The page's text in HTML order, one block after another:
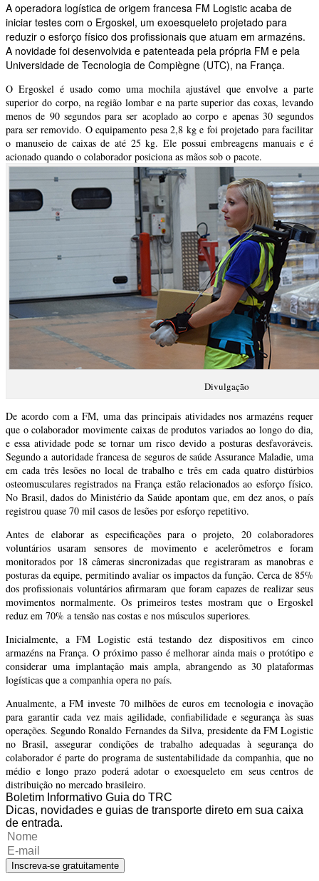
A operadora logística de origem francesa FM Logistic acaba de
iniciar testes com o Ergoskel, um exoesqueleto projetado para
reduzir o esforço físico dos profissionais que atuam em armazéns.
A novidade foi desenvolvida e patenteada pela própria FM e pela
Universidade de Tecnologia de Compiègne (UTC), na França.
O Ergoskel é usado como uma mochila ajustável que envolve a parte
superior do corpo, na região lombar e na parte superior das coxas, levando
menos de 90 segundos para ser acoplado ao corpo e apenas 30 segundos
para ser removido. O equipamento pesa 2,8 kg e foi projetado para facilitar
o manuseio de caixas de até 25 kg. Ele possui embreagens manuais e é
acionado quando o colaborador posiciona as mãos sob o pacote.
Divulgação
De acordo com a FM, uma das principais atividades nos armazéns requer
que o colaborador movimente caixas de produtos variados ao longo do dia,
e essa atividade pode se tornar um risco devido a posturas desfavoráveis.
Segundo a autoridade francesa de seguros de saúde Assurance Maladie, uma
em cada três lesões no local de trabalho e três em cada quatro distúrbios
osteomusculares registrados na França estão relacionados ao esforço físico.
No Brasil, dados do Ministério da Saúde apontam que, em dez anos, o país
registrou quase 70 mil casos de lesões por esforço repetitivo.
Antes de elaborar as especificações para o projeto, 20 colaboradores
voluntários usaram sensores de movimento e acelerômetros e foram
monitorados por 18 câmeras sincronizadas que registraram as manobras e
posturas da equipe, permitindo avaliar os impactos da função. Cerca de 85%
dos profissionais voluntários afirmaram que foram capazes de realizar seus
movimentos normalmente. Os primeiros testes mostram que o Ergoskel
reduz em 70% a tensão nas costas e nos músculos superiores.
Inicialmente, a FM Logistic está testando dez dispositivos em cinco
armazéns na França. O próximo passo é melhorar ainda mais o protótipo e
considerar uma implantação mais ampla, abrangendo as 30 plataformas
logísticas que a companhia opera no país.
Anualmente, a FM investe 70 milhões de euros em tecnologia e inovação
para garantir cada vez mais agilidade, confiabilidade e segurança às suas
operações. Segundo Ronaldo Fernandes da Silva, presidente da FM Logistic
no Brasil, assegurar condições de trabalho adequadas à segurança do
colaborador é parte do programa de sustentabilidade da companhia, que no
médio e longo prazo poderá adotar o exoesqueleto em seus centros de
distribuição no mercado brasileiro.
Boletim Informativo Guia do TRC
Dicas, novidades e guias de transporte direto em sua caixa
de entrada.
Inscreva-se gratuitamente